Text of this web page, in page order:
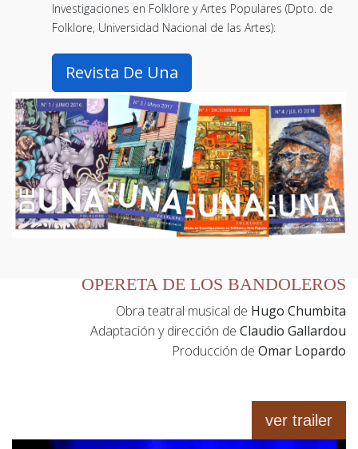
Investigaciones en Folklore y Artes Populares (Dpto. de
Folklore, Universidad Nacional de las Artes):
Revista De Una
OPERETA DE LOS BANDOLEROS
Obra teatral musical de Hugo Chumbita
Adaptación y dirección de Claudio Gallardou
Producción de Omar Lopardo
ver trailer